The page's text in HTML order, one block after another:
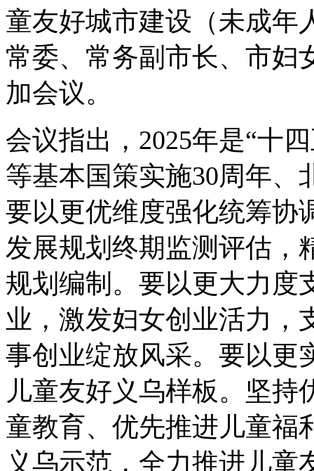
童友好城市建设（未成年
常委、常务副市长、市妇
加会议。
会议指出，2025年是“十
等基本国策实施30周年、
要以更优维度强化统筹协
发展规划终期监测评估，
规划编制。要以更大力度
业，激发妇女创业活力，
事创业绽放风采。要以更
儿童友好义乌样板。坚持
童教育、优先推进儿童福
义乌示范，全力推进儿童